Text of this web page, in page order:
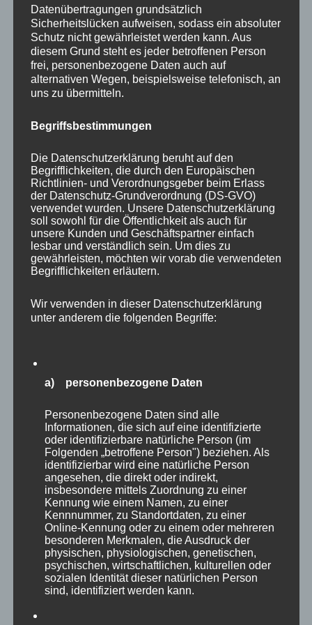
Schreibe einen Kommentar
Du musstangemeldetsein, um einen
Kommentar abzugeben.
Diese Website verwendet Akismet, um Spam zu
Kommentardaten verarbeitet werden.
Beitragsnavigation
ZURÜCK
Vorheriger
Beitrag:
unterschiedliche Feed-Back-
unterschiedliche Wirkung
WEITER
Nächster
Beitrag:
Der MP Impuls zum
Wochenende
Datenübertragungen grundsätzlich
Sicherheitslücken aufweisen, sodass ein absoluter
Schutz nicht gewährleistet werden kann. Aus
diesem Grund steht es jeder betroffenen Person
frei, personenbezogene Daten auch auf
alternativen Wegen, beispielsweise telefonisch, an
uns zu übermitteln.
Begriffsbestimmungen
Die Datenschutzerklärung beruht auf den
Begrifflichkeiten, die durch den Europäischen
Richtlinien- und Verordnungsgeber beim Erlass
der Datenschutz-Grundverordnung (DS-GVO)
verwendet wurden. Unsere Datenschutzerklärung
soll sowohl für die Öffentlichkeit als auch für
unsere Kunden und Geschäftspartner einfach
lesbar und verständlich sein. Um dies zu
gewährleisten, möchten wir vorab die verwendeten
Begrifflichkeiten erläutern.
Wir verwenden in dieser Datenschutzerklärung
unter anderem die folgenden Begriffe:
a) personenbezogene Daten
Personenbezogene Daten sind alle
Informationen, die sich auf eine identifizierte
oder identifizierbare natürliche Person (im
Folgenden „betroffene Person") beziehen. Als
identifizierbar wird eine natürliche Person
angesehen, die direkt oder indirekt,
insbesondere mittels Zuordnung zu einer
Kennung wie einem Namen, zu einer
Kennnummer, zu Standortdaten, zu einer
Online-Kennung oder zu einem oder mehreren
besonderen Merkmalen, die Ausdruck der
physischen, physiologischen, genetischen,
psychischen, wirtschaftlichen, kulturellen oder
sozialen Identität dieser natürlichen Person
sind, identifiziert werden kann.